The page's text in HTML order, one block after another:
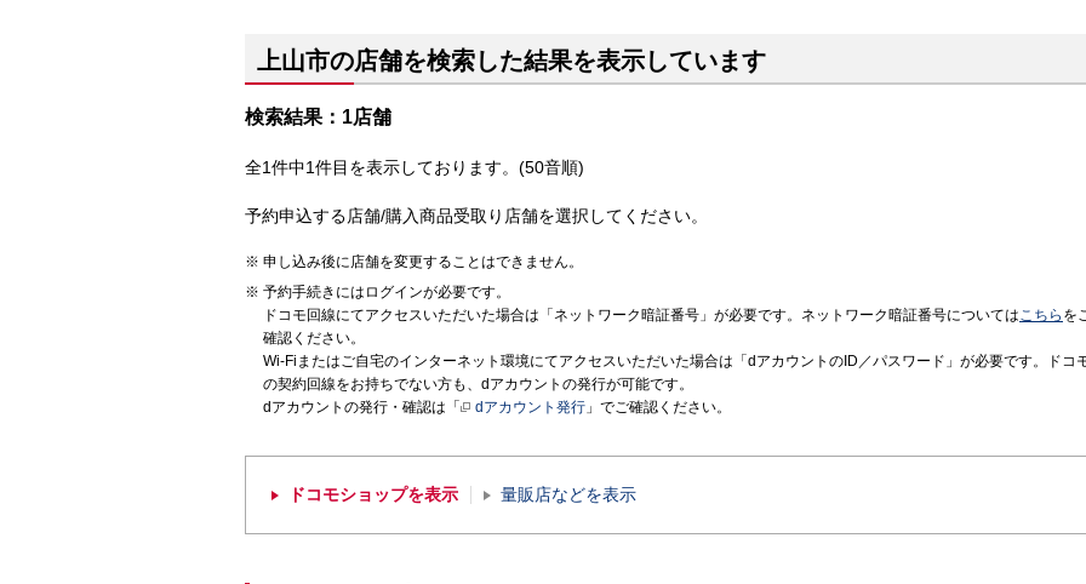
上山市の店舗を検索した結果を表示しています
検索結果：1店舗
全1件中1件目を表示しております。(50音順)
予約申込する店舗/購入商品受取り店舗を選択してください。
申し込み後に店舗を変更することはできません。
予約手続きにはログインが必要です。
ドコモ回線にてアクセスいただいた場合は「ネットワーク暗証番号」が必要です。ネットワーク暗証番号についてはこちら を
確認ください。
Wi-Fiまたはご自宅のインターネット環境にてアクセスいただいた場合は「dアカウントのID／パスワード」が必要です。ドコ
の契約回線をお持ちでない方も、dアカウントの発行が可能です。
dアカウントの発行・確認は「
dアカウント発行 」でご確認ください。
ドコモショップを表示 量販店などを表示